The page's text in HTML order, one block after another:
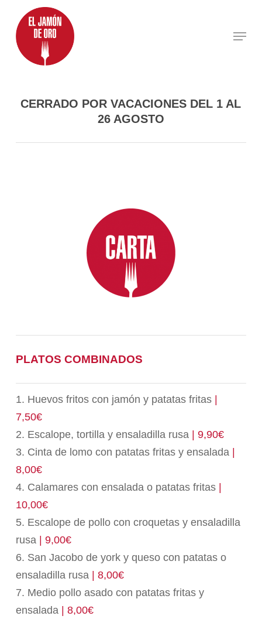
main
content
Menu
CERRADO POR VACACIONES DEL 1 AL
26 AGOSTO
PLATOS COMBINADOS
1. Huevos fritos con jamón y patatas fritas
7,50€
2. Escalope, tortilla y ensaladilla rusa | 9,90€
3. Cinta de lomo con patatas fritas y ensalada
8,00€
4. Calamares con ensalada o patatas fritas
10,00€
5. Escalope de pollo con croquetas y ensaladilla
rusa | 9,00€
6. San Jacobo de york y queso con patatas o
ensaladilla rusa | 8,00€
7. Medio pollo asado con patatas fritas y
ensalada | 8,00€